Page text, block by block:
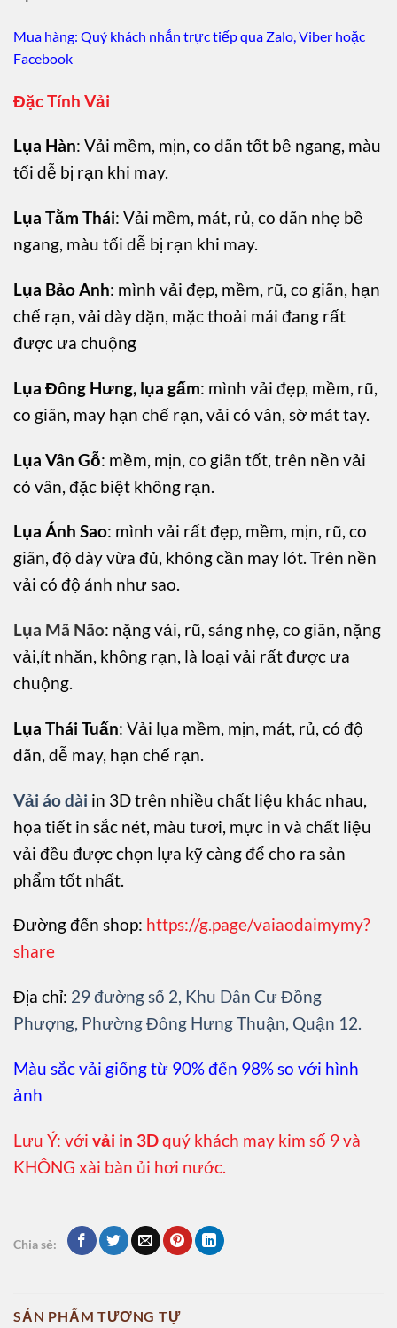
Mua hàng: Quý khách nhắn trực tiếp qua Zalo, Viber hoặc
Facebook
Đặc Tính Vải
Lụa Hàn: Vải mềm, mịn, co dãn tốt bề ngang, màu
tối dễ bị rạn khi may.
Lụa Tằm Thái: Vải mềm, mát, rủ, co dãn nhẹ bề
ngang, màu tối dễ bị rạn khi may.
Lụa Bảo Anh: mình vải đẹp, mềm, rũ, co giãn, hạn
chế rạn, vải dày dặn, mặc thoải mái đang rất
được ưa chuộng
Lụa Đông Hưng, lụa gấm: mình vải đẹp, mềm, rũ,
co giãn, may hạn chế rạn, vải có vân, sờ mát tay.
Lụa Vân Gỗ: mềm, mịn, co giãn tốt, trên nền vải
có vân, đặc biệt không rạn.
Lụa Ánh Sao: mình vải rất đẹp, mềm, mịn, rũ, co
giãn, độ dày vừa đủ, không cần may lót. Trên nền
vải có độ ánh như sao.
Lụa Mã Não: nặng vải, rũ, sáng nhẹ, co giãn, nặng
vải,ít nhăn, không rạn, là loại vải rất được ưa
chuộng.
Lụa Thái Tuấn: Vải lụa mềm, mịn, mát, rủ, có độ
dãn, dễ may, hạn chế rạn.
Vải áo dài in 3D trên nhiều chất liệu khác nhau,
họa tiết in sắc nét, màu tươi, mực in và chất liệu
vải đều được chọn lựa kỹ càng để cho ra sản
phẩm tốt nhất.
Đường đến shop: https://g.page/vaiaodaimymy?
share
Địa chỉ: 29 đường số 2, Khu Dân Cư Đồng
Phượng, Phường Đông Hưng Thuận, Quận 12.
Màu sắc vải giống từ 90% đến 98% so với hình
ảnh
Lưu Ý: với vải in 3Dquý khách may kim số 9 và
KHÔNG xài bàn ủi hơi nước.
Chia sẻ:
SẢN PHẨM TƯƠNG TỰ